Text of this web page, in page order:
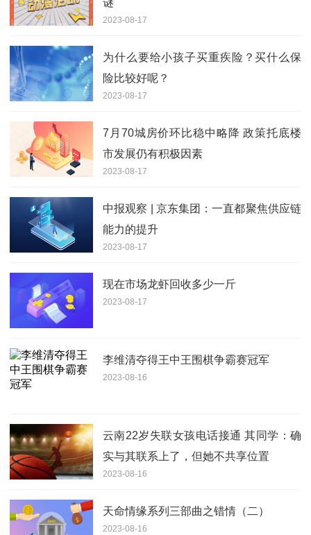
谜
2023-08-17
为什么要给小孩子买重疾险？买什么保
险比较好呢？
2023-08-17
7月70城房价环比稳中略降 政策托底楼
市发展仍有积极因素
2023-08-17
中报观察 | 京东集团：一直都聚焦供应链
能力的提升
2023-08-17
现在市场龙虾回收多少一斤
2023-08-17
李维清夺得王中王围棋争霸赛冠军
2023-08-16
云南22岁失联女孩电话接通 其同学：确
实与其联系上了，但她不共享位置
2023-08-16
天命情缘系列三部曲之错情（二）
2023-08-16